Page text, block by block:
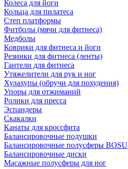
Колеса для йоги
Кольца для пилатеса
Степ платформы
Фитболы (мячи для фитнеса)
Медболы
Коврики для фитнеса и йоги
Резинки для фитнеса (ленты)
Гантели для фитнеса
Утяжелители для рук и ног
Хулахупы (обручи для похудения)
Упоры для отжиманий
Ролики для пресса
Эспандеры
Скакалки
Канаты для кроссфита
Балансировочные подушки
Балансировочные полусферы BOSU
Балансировочные диски
Масажные полусферы для ног